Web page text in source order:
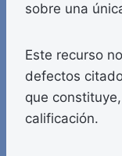
sobre una
Este recurso
defectos
que
calificación.